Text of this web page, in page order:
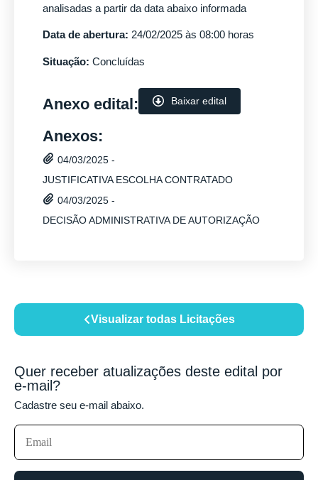
Visualizar todas Licitações
Quer receber atualizações deste edital por
e-mail?
Cadastre seu e-mail abaixo.
analisadas a partir da data abaixo informada
Data de abertura: 24/02/2025 às 08:00 horas
Situação: Concluídas
Anexo edital: Baixar edital
Anexos:
04/03/2025 -
JUSTIFICATIVA ESCOLHA CONTRATADO
04/03/2025 -
DECISÃO ADMINISTRATIVA DE AUTORIZAÇÃO